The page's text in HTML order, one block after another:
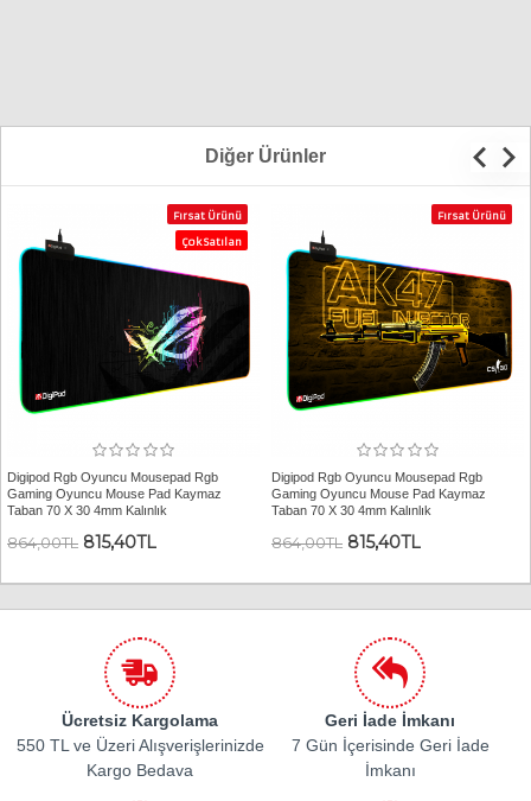
Diğer Ürünler
Fırsat Ürünü
Çok Satılan
Digipod Rgb Oyuncu Mousepad Rgb
Gaming Oyuncu Mouse Pad Kaymaz
Taban 70 X 30 4mm Kalınlık
864,00TL 815,40TL
Fırsat Ürünü
Digipod Rgb Oyuncu Mousepad Rgb
Gaming Oyuncu Mouse Pad Kaymaz
Taban 70 X 30 4mm Kalınlık
864,00TL 815,40TL
Ücretsiz Kargolama
550 TL ve Üzeri Alışverişlerinizde
Kargo Bedava
Geri İade İmkanı
7 Gün İçerisinde Geri İade
İmkanı